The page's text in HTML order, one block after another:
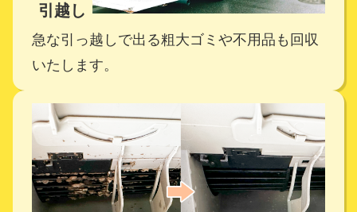
引越し
急な引っ越しで出る粗大ゴミや不用品も回収
いたします。